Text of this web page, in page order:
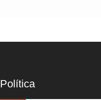
Política